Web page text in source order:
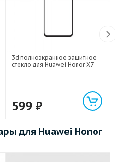
3d полноэкранное защитное
стекло для Huawei Honor X7
599 ₽
для Huawei Honor